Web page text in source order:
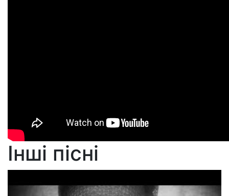
Інші пісні